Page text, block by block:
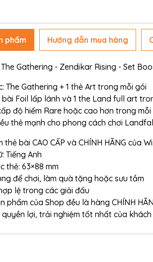
phẩm Hướng dẫn mua hàng
The Gathering - Zendikar Rising - Set
The Gathering + 1 thẻ Art trong mỗi gói
bài Foil lấp lánh và 1 the Land full art
độ hiếm Rare hoặc cao hơn trong mỗi
thẻ mạnh cho phong cách chơi
thẻ bài CAO CẤP và CHÍNH HÃNG của
Tiếng Anh
thẻ: 63×88 mm
để chơi, làm quà tặng hoặc sưu tầm
lệ trong các giải đấu
phẩm của Shop đều là hàng CHÍNH
lợi, trải nghiệm tốt nhất của khách